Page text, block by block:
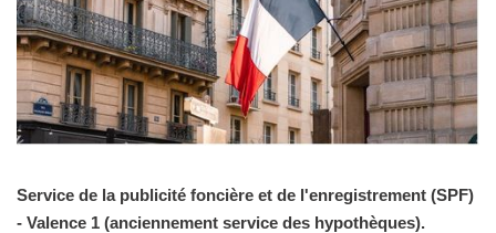
Service de la publicité foncière et de l'enregistrement (SPF)
- Valence 1 (anciennement service des hypothèques).